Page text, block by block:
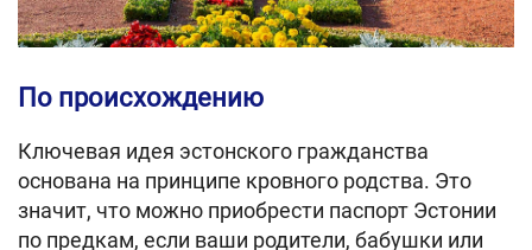
По происхождению
Ключевая идея эстонского гражданства
основана на принципе кровного родства. Это
значит, что можно приобрести паспорт Эстонии
по предкам, если ваши родители, бабушки или